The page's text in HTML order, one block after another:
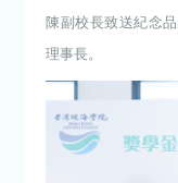
陳副校長致送紀念
理事長。